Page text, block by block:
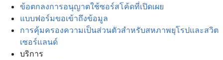
ข้อตกลงการอนุญาตใช้ซอร์สโค้ดที่เปิดเผย
แบบฟอร์มขอเข้าถึงข้อมูล
การคุ้มครองความเป็นส่วนตัวสำหรับสหภาพยุโรปและสวิต
เซอร์แลนด์
บริการ